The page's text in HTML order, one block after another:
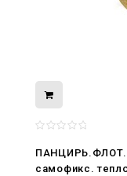
самофикс.